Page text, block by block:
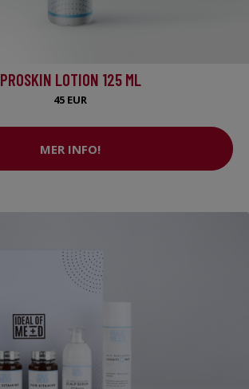
PROSKIN LOTION 125 ML
45 EUR
MER INFO!